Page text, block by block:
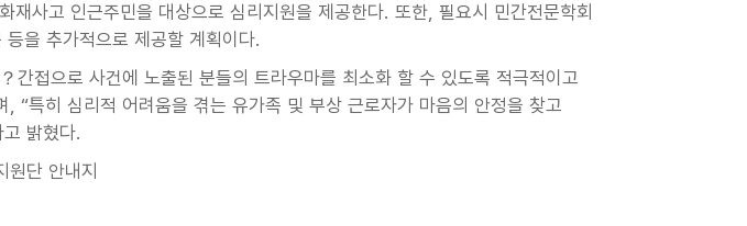
사고 인근주민을 대상으로 심리지원을 제공한다. 또한, 필요시 민간전문학회
을 추가적으로 제공할 계획이다.
간접으로 사건에 노출된 분들의 트라우마를 최소화 할 수 있도록 적극적이고
, “특히 심리적 어려움을 겪는 유가족 및 부상 근로자가 마음의 안정을 찾고
밝혔다.
단 안내지